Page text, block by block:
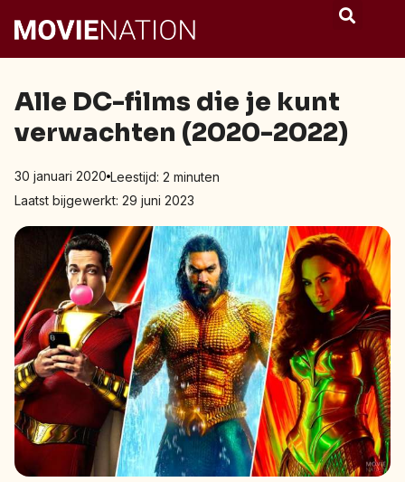
Alle DC-films die je kunt
verwachten (2020-2022)
30 januari 2020 Leestijd: 2 minuten
Laatst bijgewerkt: 29 juni 2023